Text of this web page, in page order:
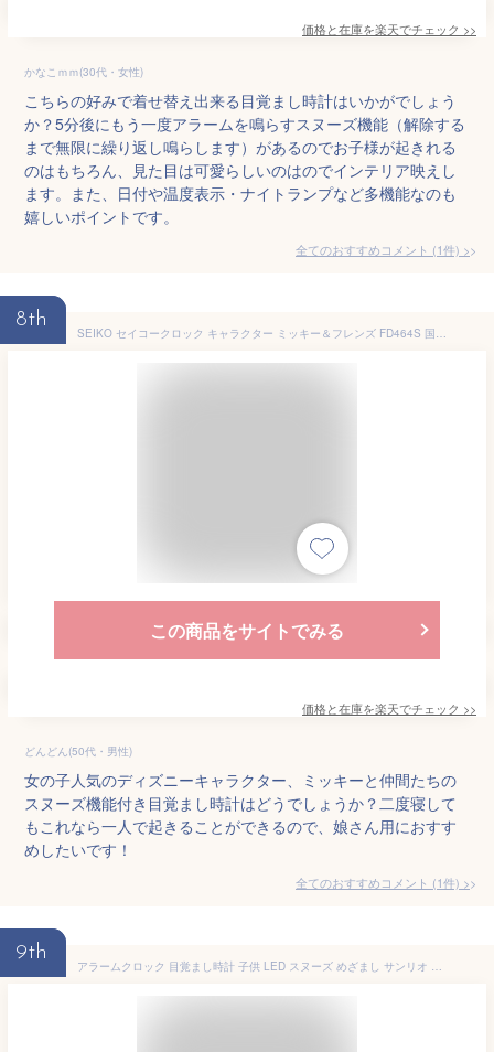
価格と在庫を楽天でチェック >>
かなこｍｍ(30代・女性)
こちらの好みで着せ替え出来る目覚まし時計はいかがでしょう
か？5分後にもう一度アラームを鳴らすスヌーズ機能（解除する
まで無限に繰り返し鳴らします）があるのでお子様が起きれる
のはもちろん、見た目は可愛らしいのはのでインテリア映えし
ます。また、日付や温度表示・ナイトランプなど多機能なのも
嬉しいポイントです。
全てのおすすめコメント (1件) >
8th
SEIKO セイコークロック キャラクター ミッキー＆フレンズ FD464S 国内正規品 目覚まし めざまし 目覚し 置時計 メロディー アラーム スヌーズ キッズ かわいい 卒園祝い 入学祝い 誕生日プレゼント 子供 女の子 小学生 小学校 中学生
この商品をサイトでみる
価格と在庫を楽天でチェック >>
どんどん(50代・男性)
女の子人気のディズニーキャラクター、ミッキーと仲間たちの
スヌーズ機能付き目覚まし時計はどうでしょうか？二度寝して
もこれなら一人で起きることができるので、娘さん用におすす
めしたいです！
全てのおすすめコメント (1件) >
9th
アラームクロック 目覚まし時計 子供 LED スヌーズ めざまし サンリオ アリエル ラプンツェル ディズニープリンセス ミニー ドナルド チ